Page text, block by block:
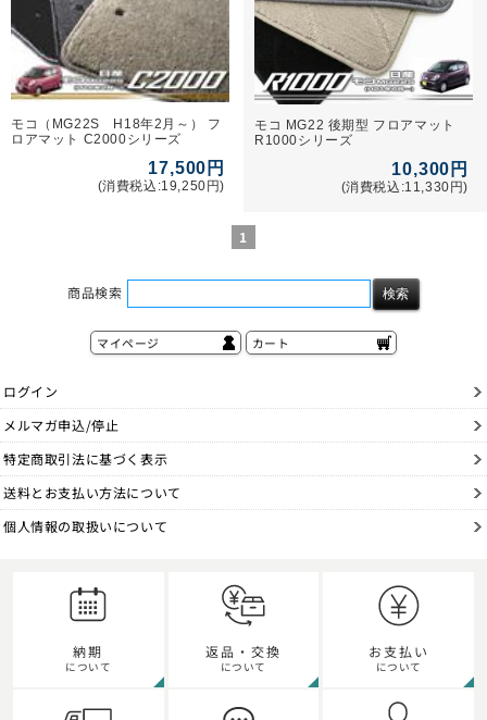
モコ（MG22S H18年2月～） フ
ロアマット C2000シリーズ
17,500円
(消費税込:19,250円)
モコ MG22 後期型 フロアマット
R1000シリーズ
10,300円
(消費税込:11,330円)
1
商品検索
マイページ カート
ログイン
メルマガ申込/停止
特定商取引法に基づく表示
送料とお支払い方法について
個人情報の取扱いについて
納期
について
返品・交換
について
お支払い
について